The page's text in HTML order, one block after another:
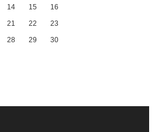
14 15
16
21 22
23
28 29
30